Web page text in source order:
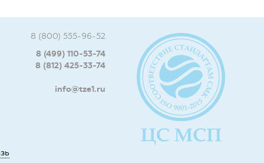
8 (800) 555-96-52
8 (499) 110-53-74
8 (812) 425-33-74
info@tze1.ru